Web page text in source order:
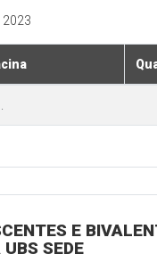
2023
E
SEDE